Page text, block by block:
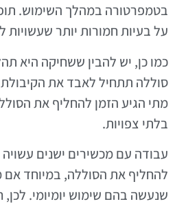
בטמפרטורה במהלך השימוש.
על בעיות חמורות יותר
כמו כן, יש להבין ששחיקה היא
סוללה תתחיל לאבד את
מתי הגיע הזמן להחליף את
בלתי צפויות.
עבודה עם מכשירים ישנים
להחליף את הסוללה, במיוחד אם
שנעשה בהם שימוש יומיומי.